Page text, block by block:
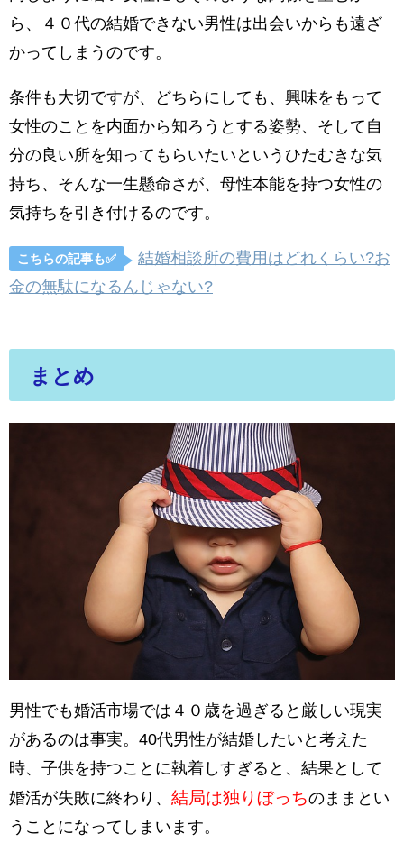
ら、４０代の結婚できない男性は出会いからも遠ざ
かってしまうのです。
条件も大切ですが、どちらにしても、興味をもって
女性のことを内面から知ろうとする姿勢、そして自
分の良い所を知ってもらいたいというひたむきな気
持ち、そんな一生懸命さが、母性本能を持つ女性の
気持ちを引き付けるのです。
こちらの記事も✅
結婚相談所の費用はどれくらい?お
金の無駄になるんじゃない?
まとめ
男性でも婚活市場では４０歳を過ぎると厳しい現実
があるのは事実。40代男性が結婚したいと考えた
時、子供を持つことに執着しすぎると、結果として
婚活が失敗に終わり、 結局は独りぼっちのままとい
うことになってしまいます。